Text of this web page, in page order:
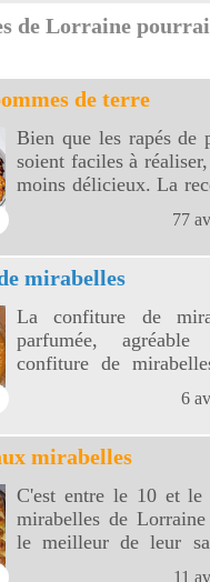
de Lorraine
de terre
Bien que les rapés de
soient faciles à
moins délicieux. La
pommes de terre a
produits de la
précisément des
77
mirabelles
La confiture de
parfumée,
confiture de
vos petits déjeuners
6
mirabelles
C'est entre le 10 et le
mirabelles de
le meilleur de leur
maturité. Voici
11